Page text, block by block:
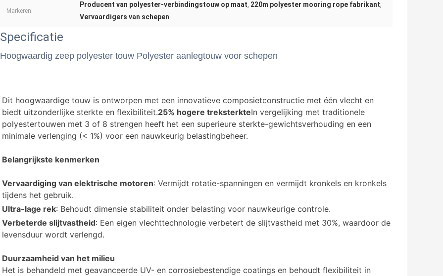
Markeren:
Producent van polyester-verbindingstouw op maat, 220m polyester mooring rope fabrikant,
Vervaardigers van schepen
Specificatie
Hoogwaardig zeep polyester touw Polyester aanlegtouw voor schepen
Dit hoogwaardige touw is ontworpen met een innovatieve composietconstructie met één vlecht en
biedt uitzonderlijke sterkte en flexibiliteit.25% hogere treksterkteIn vergelijking met traditionele
polyestertouwen met 3 of 8 strengen heeft het een superieure sterkte-gewichtsverhouding en een
minimale verlenging (< 1%) voor een nauwkeurig belastingbeheer.
Belangrijkste kenmerken
Vervaardiging van elektrische motoren: Vermijdt rotatie-spanningen en vermijdt kronkels en kronkels
tijdens het gebruik.
Ultra-lage rek: Behoudt dimensie stabiliteit onder belasting voor nauwkeurige controle.
Verbeterde slijtvastheid: Een eigen vlechttechnologie verbetert de slijtvastheid met 30%, waardoor de
levensduur wordt verlengd.
Duurzaamheid van het milieu
Het is behandeld met geavanceerde UV- en corrosiebestendige coatings en behoudt flexibiliteit in